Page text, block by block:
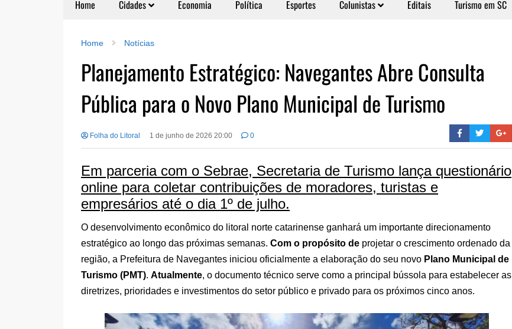
Home Cidades Economia Política Esportes Colunistas Editais Turismo em SC
Home Notícias
Planejamento Estratégico: Navegantes Abre Consulta
Pública para o Novo Plano Municipal de Turismo
Folha do Litoral 1 de junho de 2026 20:00 0
Em parceria com o Sebrae, Secretaria de Turismo lança questionário
online para coletar contribuições de moradores, turistas e
empresários até o dia 1º de julho.
O desenvolvimento econômico do litoral norte catarinense ganhará um importante direcionamento
estratégico ao longo das próximas semanas. Com o propósito de projetar o crescimento ordenado da
região, a Prefeitura de Navegantes iniciou oficialmente a elaboração do seu novo Plano Municipal de
Turismo (PMT). Atualmente, o documento técnico serve como a principal bússola para estabelecer as
diretrizes, prioridades e investimentos do setor público e privado para os próximos cinco anos.